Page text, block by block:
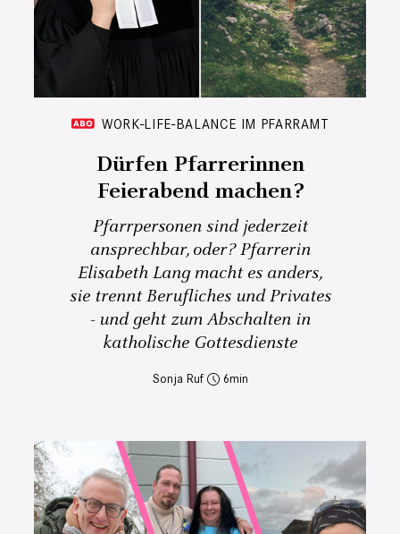
WORK-LIFE-BALANCE IM PFARRAMT
Dürfen Pfarrerinnen
Feierabend machen?
Pfarrpersonen sind jederzeit
ansprechbar, oder? Pfarrerin
Elisabeth Lang macht es anders,
sie trennt Berufliches und Privates
- und geht zum Abschalten in
katholische Gottesdienste
Sonja Ruf 6